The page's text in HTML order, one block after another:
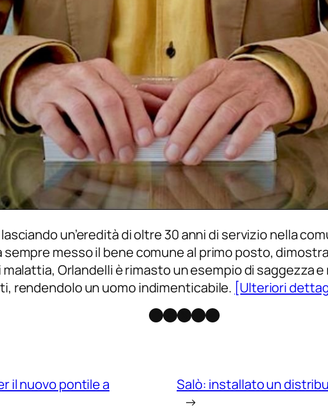
un’eredità di oltre 30 anni di servizio nella
messo il bene comune al primo posto,
Orlandelli è rimasto un esempio di saggezza
rendendolo un uomo indimenticabile. [Ulteriori
Facebook
Instagram
X Threads
Telegram
il nuovo pontile a
Salò: installato un
→